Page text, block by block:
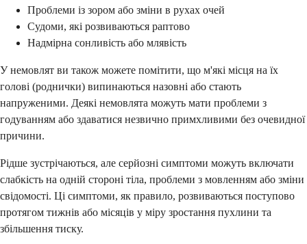
Проблеми із зором або зміни в рухах очей
Судоми, які розвиваються раптово
Надмірна сонливість або млявість
У немовлят ви також можете помітити, що м'які місця на їх
голові (роднички) випинаються назовні або стають
напруженими. Деякі немовлята можуть мати проблеми з
годуванням або здаватися незвично примхливими без очевидної
причини.
Рідше зустрічаються, але серйозні симптоми можуть включати
слабкість на одній стороні тіла, проблеми з мовленням або зміни
свідомості. Ці симптоми, як правило, розвиваються поступово
протягом тижнів або місяців у міру зростання пухлини та
збільшення тиску.